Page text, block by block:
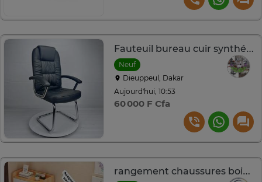
Fauteuil bureau cuir synthétique noir ergonomique
Neuf
Dieuppeul, Dakar
Aujourd'hui, 10:53
60 000 F Cfa
rangement chaussures bois clair avec banc gris